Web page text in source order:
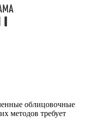
облицовочные
методов требует